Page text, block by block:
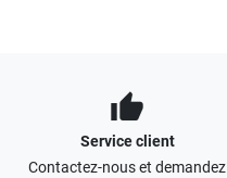
thumb_up
Service client
Contactez-nous et demandez